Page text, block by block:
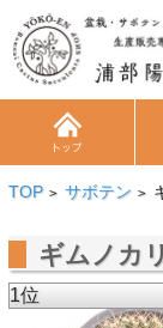
TOP > サボテン >
ギムノカ
1位